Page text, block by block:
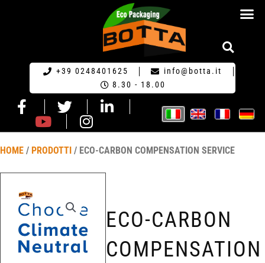
+39 0248401625
info@botta.it
8.30 - 18.00
HOME / PRODOTTI / ECO-CARBON COMPENSATION SERVICE
ECO-CARBON
COMPENSATION